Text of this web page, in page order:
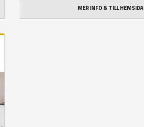
MER INFO & TILL HEMSIDA